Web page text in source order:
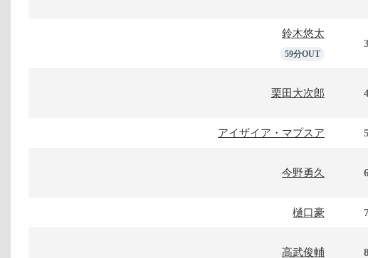
鈴木悠太
59分OUT
3
栗田大次郎
アイザイア・マプスア 5
今野勇久 6
樋口豪 7
高武俊輔 8